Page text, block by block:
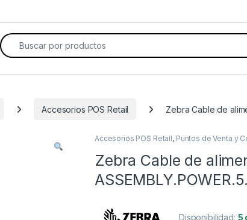
Search for:
Accesorios POS Retail Zebra Cable de
Accesorios POS Retail, Puntos de Venta y
Zebra Cable de
Disponibilidad: 5